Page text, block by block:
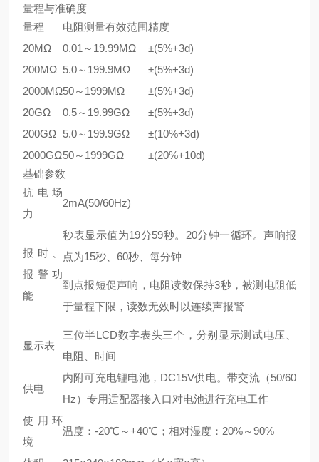
量程与准确度
量程
电阻测量有效范围精度
20MΩ
0.01～19.99MΩ
±(5%+3d)
200MΩ 5.0～199.9MΩ
±(5%+3d)
2000MΩ50～1999MΩ
±(5%+3d)
20GΩ
0.5～19.99GΩ
±(5%+3d)
200GΩ 5.0～199.9GΩ
±(10%+3d)
2000GΩ50～1999GΩ
±(20%+10d)
基础参数
抗电场
力
2mA(50/60Hz)
报时、
报警功
能
秒表显示值为19分59秒。20分钟一循环。声响报
点为15秒、60秒、每分钟
到点报短促声响，电阻读数保持3秒，被测电阻低
于量程下限，读数无效时以连续声报警
显示表
三位半LCD数字表头三个，分别显示测试电压、
电阻、时间
供电
内附可充电锂电池，DC15V供电。带交流（50/60
Hz）专用适配器接入口对电池进行充电工作
使用环
境
温度：-20℃～+40℃；相对湿度：20%～90%